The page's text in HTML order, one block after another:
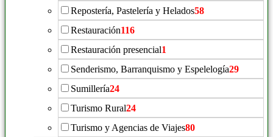
Repostería, Pastelería y Helados58
Restauración116
Restauración presencial1
Senderismo, Barranquismo y Espelelogía29
Sumillería24
Turismo Rural24
Turismo y Agencias de Viajes80